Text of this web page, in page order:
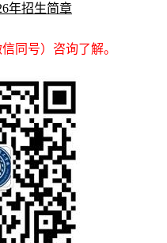
年招生简章
同号）咨询了解。